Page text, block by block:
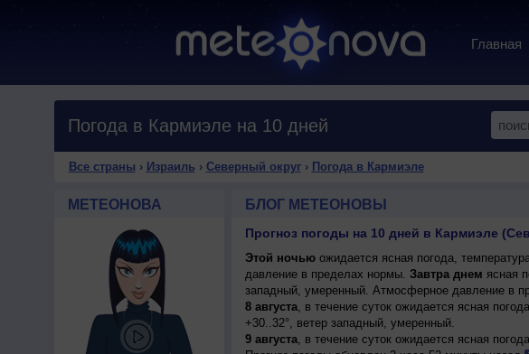
Главная
Погода в Кармиэле на 10 дней
Все страны › Израиль › Северный округ› Погода в Кармиэле
МЕТЕОНОВА БЛОГ МЕТЕОНОВЫ
Прогноз погоды на 10 дней в Кармиэле
Этой ночьюожидается ясная погода,
давление в пределах нормы. Завтра днем ясная
западный, умеренный. Атмосферное давление в
8 августа, в течение суток ожидается ясная
+30..32°, ветер западный, умеренный.
9 августа, в течение суток ожидается ясная